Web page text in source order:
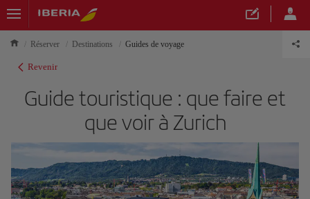
Réserver Destinations Guides de voyage
Revenir
Guide touristique : que faire et
que voir à Zurich